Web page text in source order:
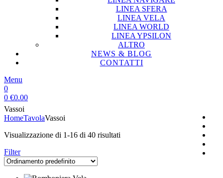
LINEA SFERA
LINEA VELA
LINEA WORLD
LINEA YPSILON
ALTRO
NEWS & BLOG
CONTATTI
Menu
0
0 €0.00
Vassoi
HomeTavolaVassoi
Visualizzazione di 1-16 di 40 risultati
Filter